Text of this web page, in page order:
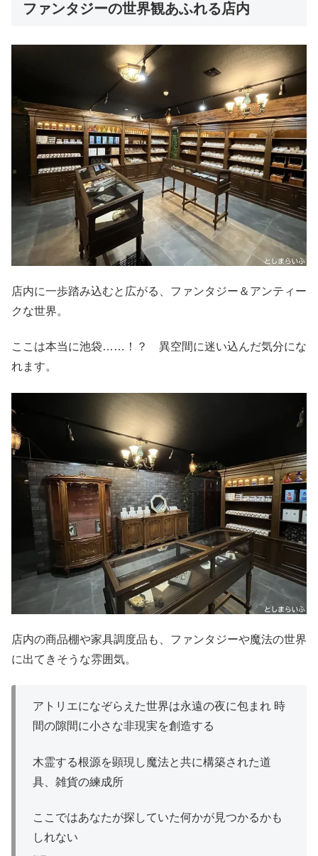
ファンタジーの世界観あふれる店内
店内に一歩踏み込むと広がる、ファンタジー＆アンティー
クな世界。
ここは本当に池袋……！？ 異空間に迷い込んだ気分にな
れます。
店内の商品棚や家具調度品も、ファンタジーや魔法の世界
に出てきそうな雰囲気。
アトリエになぞらえた世界は永遠の夜に包まれ 時
間の隙間に小さな非現実を創造する
木霊する根源を顕現し魔法と共に構築された道
具、雑貨の練成所
ここではあなたが探していた何かが見つかるかも
しれない